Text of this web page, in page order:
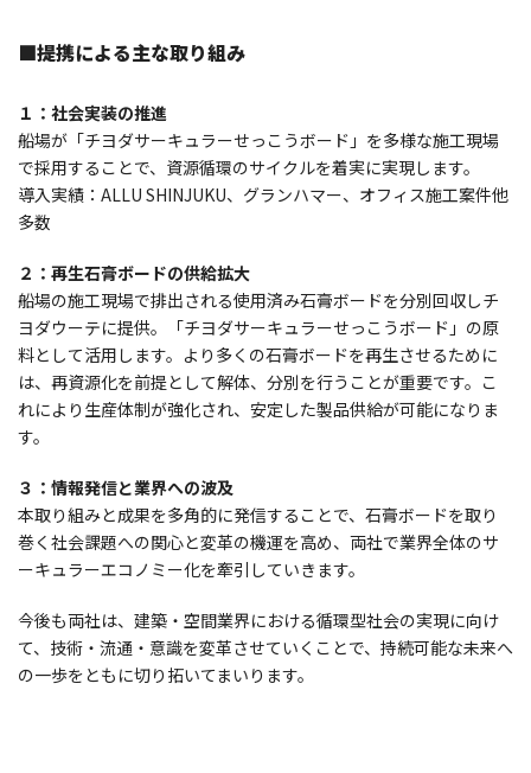
■提携による主な取り組み
１：社会実装の推進
船場が「チヨダサーキュラーせっこうボード」を多様な施工現場
で採用することで、資源循環のサイクルを着実に実現します。
導入実績：ALLU SHINJUKU、グランハマー、オフィス施工案件他
多数
２：再生石膏ボードの供給拡大
船場の施工現場で排出される使用済み石膏ボードを分別回収しチ
ヨダウーテに提供。「チヨダサーキュラーせっこうボード」の原
料として活用します。より多くの石膏ボードを再生させるために
は、再資源化を前提として解体、分別を行うことが重要です。こ
れにより生産体制が強化され、安定した製品供給が可能になりま
す。
３：情報発信と業界への波及
本取り組みと成果を多角的に発信することで、石膏ボードを取り
巻く社会課題への関心と変革の機運を高め、両社で業界全体のサ
ーキュラーエコノミー化を牽引していきます。
今後も両社は、建築・空間業界における循環型社会の実現に向け
て、技術・流通・意識を変革させていくことで、持続可能な未来へ
の一歩をともに切り拓いてまいります。